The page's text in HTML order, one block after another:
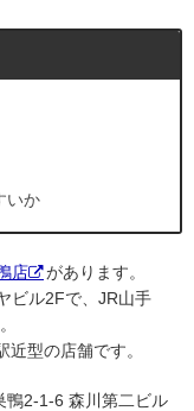
いか
店
があります。
ビル2Fで、JR山手
型の店舗です。
鴨2-1-6 森川第二ビル